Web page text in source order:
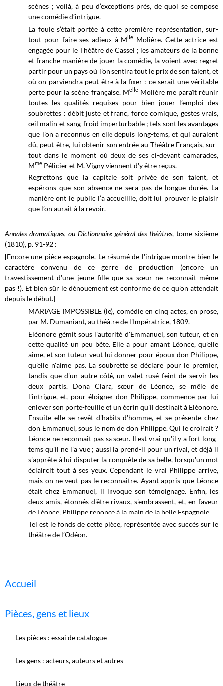
scènes ; voilà, à peu d’exceptions près, de quoi se compose
une comédie d’intrigue.
La foule s’était portée à cette première représentation, sur-
tout pour faire ses adieux à M lle Molière. Cette actrice est
engagée pour le Théâtre de Cassel ; les amateurs de la bonne
et franche manière de jouer la comédie, la voient avec regret
partir pour un pays où l’on sentira tout le prix de son talent, et
où on parviendra peut-être à la fixer : ce serait une véritable
perte pour la scène française. MelleMolière me paraît réunir
toutes les qualités requises pour bien jouer l’emploi des
soubrettes : débit juste et franc, force comique, gestes vrais,
œil malin et sang-froid imperturbable ; tels sont les avantages
que l’on a reconnus en elle depuis long-tems, et qui auraient
dû, peut-être, lui obtenir son entrée au Théâtre Français, sur-
tout dans le moment où deux de ses ci-devant camarades,
Mme Pélicier et M. Vigny viennent d'y être reçus.
Regrettons que la capitale soit privée de son talent, et
espérons que son absence ne sera pas de longue durée. La
manière ont le public l’a accueillie, doit lui prouver le plaisir
que l’on aurait à la revoir.
Annales dramatiques, ou Dictionnaire général des théâtres, tome sixième
(1810), p. 91-92 :
[Encore une pièce espagnole. Le résumé de l'intrigue montre bien le
caractère convenu de ce genre de production (encore un
travestissement d'une jeune fille que sa sœur ne reconnaît même
pas !). Et bien sûr le dénouement est conforme de ce qu'on attendait
depuis le début.]
MARIAGE IMPOSSIBLE (le), comédie en cinq actes, en prose,
par M. Dumaniant, au théâtre de l'Impératrice, 1809.
Eléonore gémit sous l'autorité d'Emmanuel, son tuteur, et en
cette qualité un peu bête. Elle a pour amant Léonce, qu'elle
aime, et son tuteur veut lui donner pour époux don Philippe,
qu'elle n'aime pas. La soubrette se déclare pour le premier,
tandis que d'un autre côté, un valet rusé feint de servir les
deux partis. Dona Clara, sœur de Léonce, se mêle de
l'intrigue, et, pour éloigner don Philippe, commence par lui
enlever son porte-feuille et un écrin qu'il destinait à Eléonore.
Ensuite elle se revêt d'habits d'homme, et se présente chez
don Emmanuel, sous le nom de don Philippe. Qui le croirait ?
Léonce ne reconnaît pas sa sœur. Il est vrai qu'il y a fort long-
tems qu'il ne l'a vue ; aussi la prend-il pour un rival, et déjà il
s'apprête à lui disputer la conquête de sa belle, lorsqu'un mot
éclaircit tout à ses yeux. Cependant le vrai Philippe arrive,
mais on ne veut pas le reconnaître. Ayant appris que Léonce
était chez Emmanuel, il invoque son témoignage. Enfin, les
deux amis, étonnés d'être rivaux, s'embrassent, et, en faveur
de Léonce, Philippe renonce à la main de la belle Espagnole.
Tel est le fonds de cette pièce, représentée avec succès sur le
théâtre de l’Odéon.
Accueil
Pièces, gens et lieux
Les pièces : essai de catalogue
Les gens : acteurs, auteurs et autres
Lieux de théâtre